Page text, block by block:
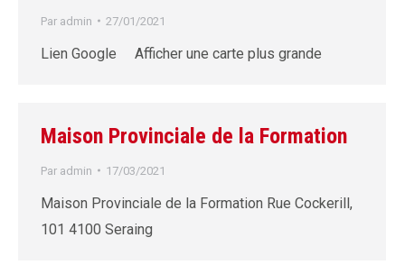
Par admin 27/01/2021
Lien Google Afficher une carte plus grande
Maison Provinciale de la Formation
Par admin 17/03/2021
Maison Provinciale de la Formation Rue Cockerill,
101 4100 Seraing